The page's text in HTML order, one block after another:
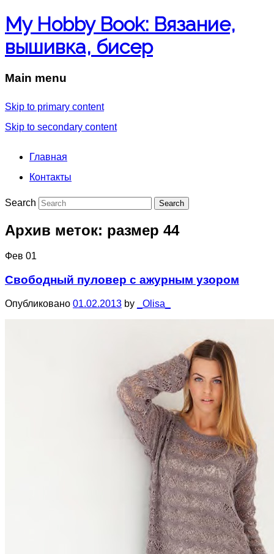
My Hobby Book: Вязание,
вышивка, бисер
Main menu
Skip to primary content
Skip to secondary content
Главная
Контакты
Search
Архив меток: размер 44
Фев 01
Свободный пуловер с ажурным узором
Опубликовано 01.02.2013 by _Olisa_